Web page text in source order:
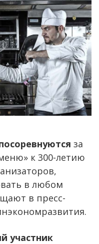
за
к 300-летию
в любом
в пресс-
участник